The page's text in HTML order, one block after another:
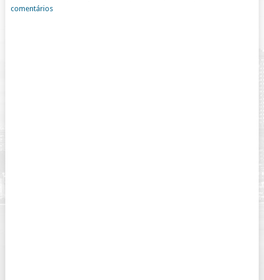
comentários